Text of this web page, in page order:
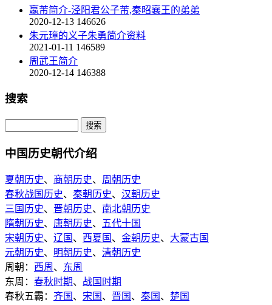
嬴芾简介-泾阳君公子芾,秦昭襄王的弟弟
2020-12-13 146626
朱元璋的义子朱勇简介资料
2021-01-11 146589
周武王简介
2020-12-14 146388
搜索
中国历史朝代介绍
夏朝历史、 商朝历史、 周朝历史
春秋战国历史、 秦朝历史、 汉朝历史
三国历史、 晋朝历史、 南北朝历史
隋朝历史、 唐朝历史、
五代十国
宋朝历史、 辽国 、 西夏国 、 金朝历史、 大蒙古国
元朝历史、 明朝历史、 清朝历史
周朝： 西周 、 东周
东周： 春秋时期、 战国时期
春秋五霸： 齐国 、 宋国 、 晋国 、 秦国 、 楚国